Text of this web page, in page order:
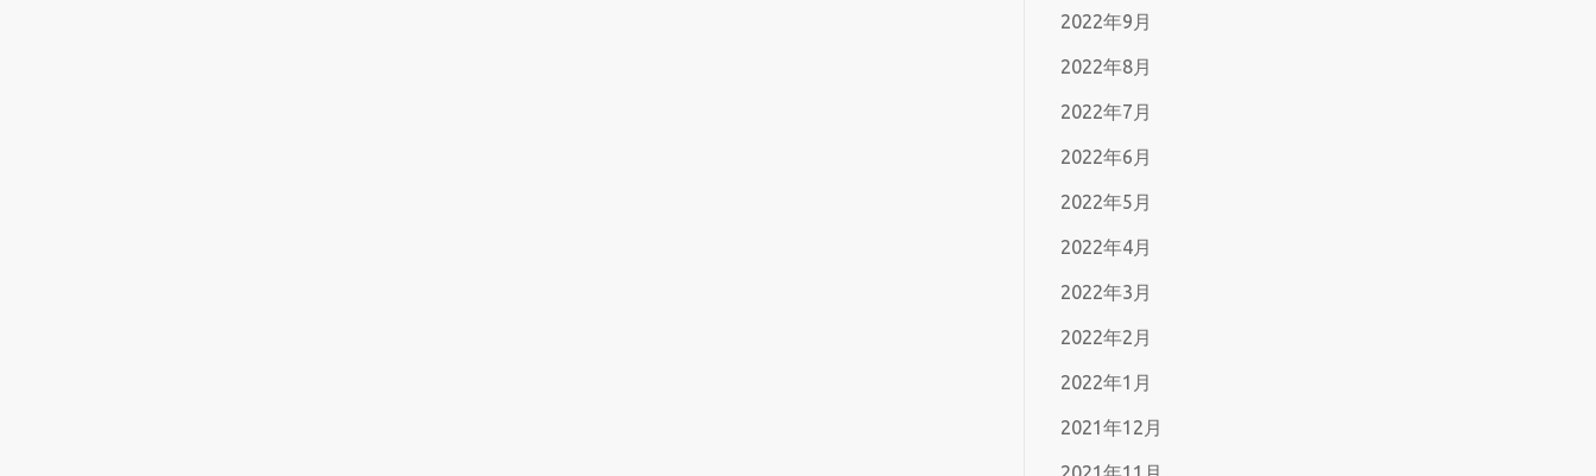
2022年9月
2022年8月
2022年7月
2022年6月
2022年5月
2022年4月
2022年3月
2022年2月
2022年1月
2021年12月